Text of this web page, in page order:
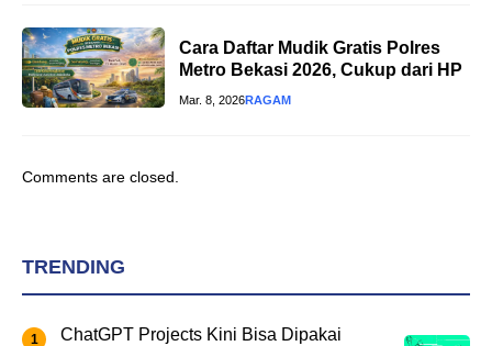
Cara Daftar Mudik Gratis Polres
Metro Bekasi 2026, Cukup dari HP
Mar. 8, 2026RAGAM
Comments are closed.
TRENDING
ChatGPT Projects Kini Bisa Dipakai